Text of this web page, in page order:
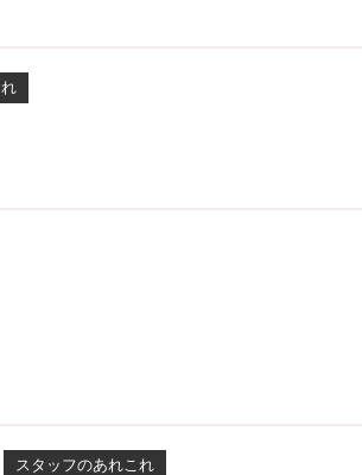
スタッフのあれこれ